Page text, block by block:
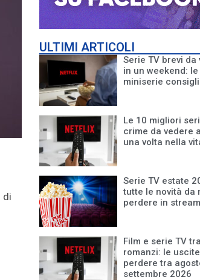
di
ULTIMI ARTICOLI
Serie TV brevi da
in un weekend:
miniserie
Le 10 migliori
crime da vedere
una volta nella
Serie TV estate
tutte le novità da
perdere in
Film e serie TV
romanzi: le
perdere tra
settembre 2026